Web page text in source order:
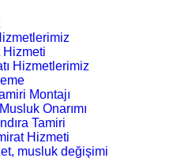
Hizmeti
Hizmetlerimiz
Montajı
Onarımı
Tamiri
Hizmeti
musluk değişimi